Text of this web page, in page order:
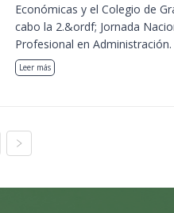
Económicas y el Colegio de
cabo la 2.&ordf; Jornada
Profesional en Administración.
Leer más